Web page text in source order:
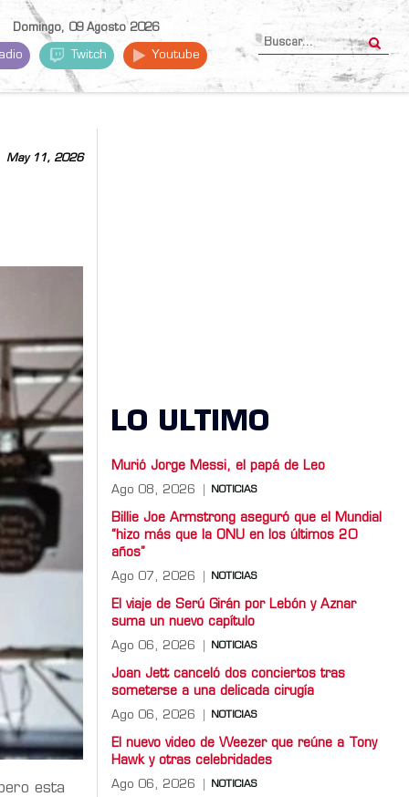
Domingo, 09 Agosto 2026
Twitch Youtube
May 11, 2026
esta
LO ULTIMO
Murió Jorge Messi, el papá de Leo
Ago 08, 2026 NOTICIAS
Billie Joe Armstrong aseguró que el Mundial
“hizo más que la ONU en los últimos 20
años”
Ago 07, 2026 NOTICIAS
El viaje de Serú Girán por Lebón y Aznar
suma un nuevo capítulo
Ago 06, 2026 NOTICIAS
Joan Jett canceló dos conciertos tras
someterse a una delicada cirugía
Ago 06, 2026 NOTICIAS
El nuevo video de Weezer que reúne a Tony
Hawk y otras celebridades
Ago 06, 2026 NOTICIAS